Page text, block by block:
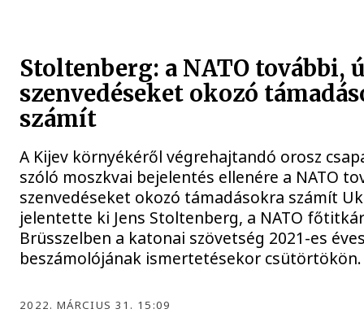
Stoltenberg: a NATO további,
szenvedéseket okozó
számít
A Kijev környékéről végrehajtandó orosz
szóló moszkvai bejelentés ellenére a NATO
szenvedéseket okozó támadásokra számít
jelentette ki Jens Stoltenberg, a NATO
Brüsszelben a katonai szövetség 2021-es
beszámolójának ismertetésekor csütörtökön.
2022. MÁRCIUS 31. 15:09